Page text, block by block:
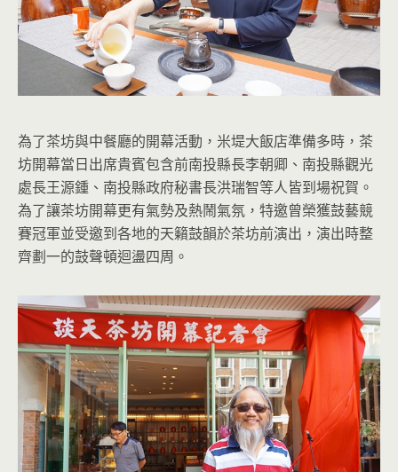
為了茶坊與中餐廳的開幕活動，米堤大飯店準備多時，茶
坊開幕當日出席貴賓包含前南投縣長李朝卿、南投縣觀光
處長王源鍾、南投縣政府秘書長洪瑞智等人皆到場祝賀。
為了讓茶坊開幕更有氣勢及熱鬧氣氛，特邀曾榮獲鼓藝競
賽冠軍並受邀到各地的天籟鼓韻於茶坊前演出，演出時整
齊劃一的鼓聲頓迴盪四周。